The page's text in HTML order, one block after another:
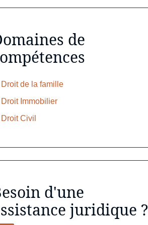
de
Droit de la famille
Droit Immobilier
Droit Civil
d'une
juridique ?